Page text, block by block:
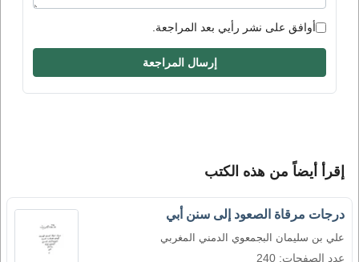
أوافق على نشر رأيي بعد المراجعة.
إرسال المراجعة
إقرأ أيضاً من هذه الكتب
درجات مرقاة الصعود إلى سنن أبي
علي بن سليمان البجمعوي الدمني المغربي
عدد الصفحات: 240